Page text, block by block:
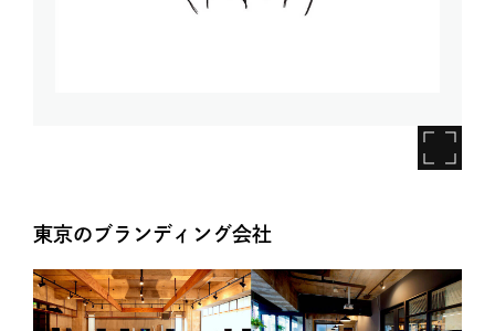
東京のブランディング会社